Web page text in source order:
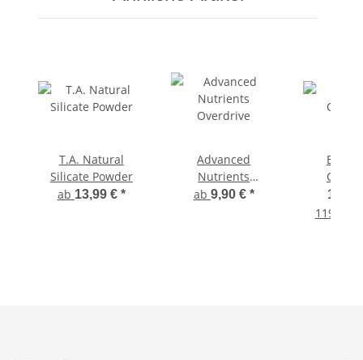
T.A. Natural
Silicate Powder
ab 13,99 € *
Advanced
Nutrients
Overdrive
ab 9,90 € *
BAC
119,00